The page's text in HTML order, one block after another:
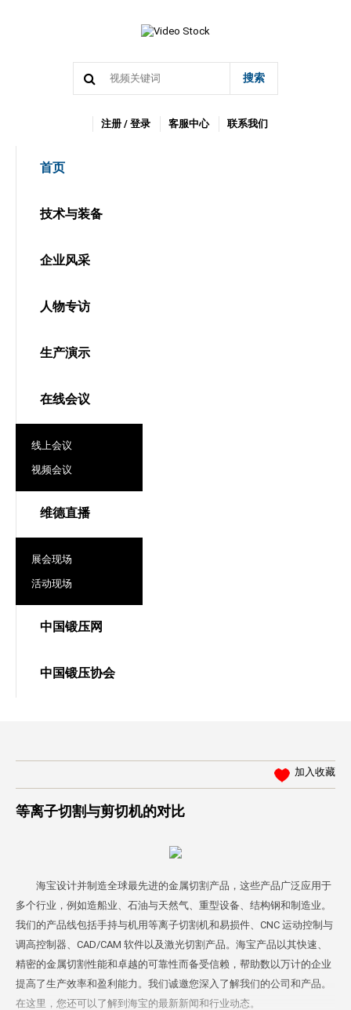
搜索
注册 / 登录 客服中心 联系我们
首页
技术与装备
企业风采
人物专访
生产演示
在线会议
线上会议
视频会议
维德直播
展会现场
活动现场
中国锻压网
中国锻压协会
加入收藏
等离子切割与剪切机的对比
海宝设计并制造全球最先进的金属切割产品，这些产品广泛应用于
多个行业，例如造船业、石油与天然气、重型设备、结构钢和制造业。
我们的产品线包括手持与机用等离子切割机和易损件、CNC 运动控制与
调高控制器、CAD/CAM 软件以及激光切割产品。海宝产品以其快速、
精密的金属切割性能和卓越的可靠性而备受信赖，帮助数以万计的企业
提高了生产效率和盈利能力。我们诚邀您深入了解我们的公司和产品。
在这里，您还可以了解到海宝的最新新闻和行业动态。